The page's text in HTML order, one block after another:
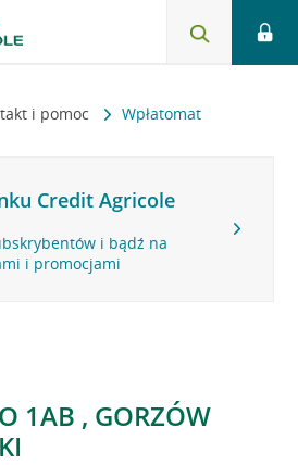
i pomoc Wpłatomat
Credit Agricole
i bądź na
i promocjami
1AB , GORZÓW